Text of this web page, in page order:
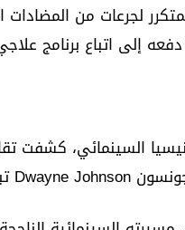
لجرعات من
دفعه إلى اتباع برنامج